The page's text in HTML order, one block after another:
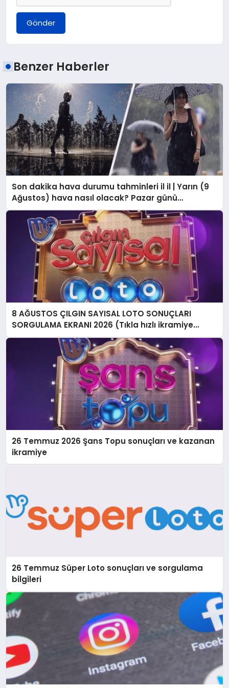
Gönder
Benzer Haberler
Son dakika hava durumu tahminleri il il | Yarın (9
Ağustos) hava nasıl olacak? Pazar günü
İstanbul’da yağmur var mı? Meteoroloji’den
İstanbul ve birçok ile uyarı!
8 AĞUSTOS ÇILGIN SAYISAL LOTO SONUÇLARI
SORGULAMA EKRANI 2026 (Tıkla hızlı ikramiye
sonucu sorgulama ekranı) || Milli Piyango Online
Çılgın Sayısal Loto sonuçları açıklandı! İşte Sayısal
Loto’da kazanan numaralar listesi…
26 Temmuz 2026 Şans Topu sonuçları ve kazanan
ikramiye
26 Temmuz Süper Loto sonuçları ve sorgulama
bilgileri